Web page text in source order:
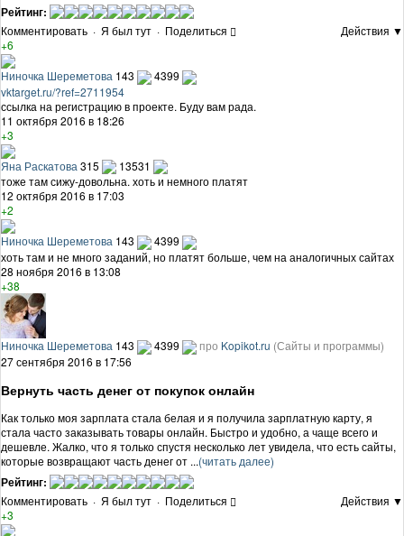
Рейтинг:
Комментировать · Я был тут · Поделиться
Действия ▼
+6
Ниночка Шереметова 143
4399
vktarget.ru/?ref=2711954
ссылка на регистрацию в проекте. Буду вам рада.
11 октября 2016 в 18:26
+3
Яна Раскатова 315
13531
тоже там сижу-довольна. хоть и немного платят
12 октября 2016 в 17:03
+2
Ниночка Шереметова 143
4399
хоть там и не много заданий, но платят больше, чем на аналогичных сайтах
28 ноября 2016 в 13:08
+38
Ниночка Шереметова 143 4399 про Kopikot.ru (Сайты и программы)
27 сентября 2016 в 17:56
Вернуть часть денег от покупок онлайн
Как только моя зарплата стала белая и я получила зарплатную карту, я
стала часто заказывать товары онлайн. Быстро и удобно, а чаще всего и
дешевле. Жалко, что я только спустя несколько лет увидела, что есть сайты,
которые возвращают часть денег от ...(читать далее)
Рейтинг:
Комментировать · Я был тут · Поделиться
Действия ▼
+3